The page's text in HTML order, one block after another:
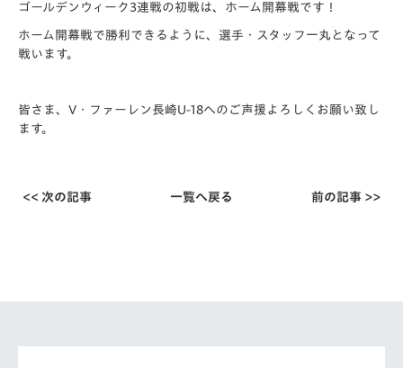
ゴールデンウィーク3連戦の初戦は、ホーム開幕戦です！
ホーム開幕戦で勝利できるように、選手・スタッフ一丸となって
戦います。
皆さま、V・ファーレン長崎U-18へのご声援よろしくお願い致し
ます。
<< 次の記事 一覧へ戻る 前の記事 >>